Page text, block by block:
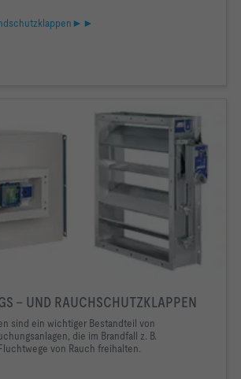
- UND RAUCHSCHUTZKLAPPEN
sind ein wichtiger Bestandteil von
die im Brandfall z. B.
von Rauch freihalten.